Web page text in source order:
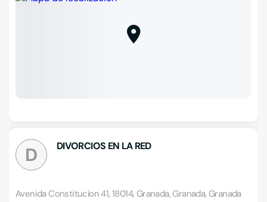
D DIVORCIOS EN LA RED
Avenida Constitucíon 41, 18014, Granada, Granada, Granada